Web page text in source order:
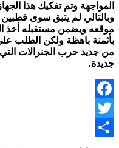
المواجهة وتم تفكيك هذا
وبالتالي لم يتبق سوى
موقعه ويضمن مستقبله أخذ
بأثمنة باهظة ولكن الطلب
من جديد حرب الجنرالات
جديدة.
Facebook
Twitter